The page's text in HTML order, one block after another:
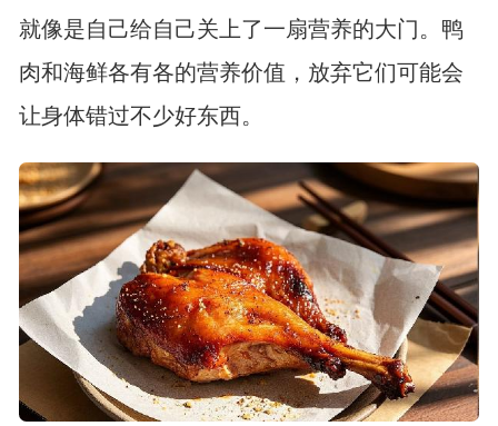
就像是自己给自己关上了一扇营养的大门。鸭
肉和海鲜各有各的营养价值，放弃它们可能会
让身体错过不少好东西。